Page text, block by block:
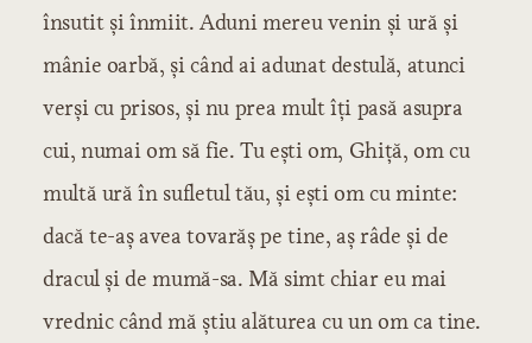
însutit și înmiit. Aduni mereu venin și ură și
mânie oarbă, și când ai adunat destulă, atunci
verși cu prisos, și nu prea mult îți pasă asupra
cui, numai om să fie. Tu ești om, Ghiță, om cu
multă ură în sufletul tău, și ești om cu minte:
dacă te-aș avea tovarăș pe tine, aș râde și de
dracul și de mumă-sa. Mă simt chiar eu mai
vrednic când mă știu alăturea cu un om ca tine.